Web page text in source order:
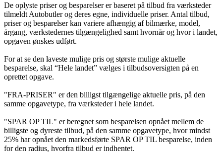
De oplyste priser og besparelser er baseret på tilbud fra værksteder
tilmeldt Autobutler og deres egne, individuelle priser. Antal tilbud,
priser og besparelser kan variere afhængig af bilmærke, model,
årgang, værkstedernes tilgængelighed samt hvornår og hvor i landet,
opgaven ønskes udført.
For at se den laveste mulige pris og største mulige aktuelle
besparelse, skal “Hele landet” vælges i tilbudsoversigten på en
oprettet opgave.
"FRA-PRISER" er den billigst tilgængelige aktuelle pris, på den
samme opgavetype, fra værksteder i hele landet.
"SPAR OP TIL" er beregnet som besparelsen opnået mellem de
billigste og dyreste tilbud, på den samme opgavetype, hvor mindst
25% har opnået den markedsførte SPAR OP TIL besparelse, inden
for den radius, hvorfra tilbud er indhentet.